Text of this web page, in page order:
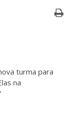
turma para
na